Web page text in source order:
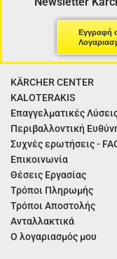
Εγγραφή
KÄRCHER CENTER
KALOTERAKIS
Επαγγελματικές
Περιβαλλοντική
Συχνές ερωτήσεις -
Επικοινωνία
Θέσεις Εργασίας
Τρόποι Πληρωμής
Τρόποι Αποστολής
Ανταλλακτικά
Ο λογαριασμός μου